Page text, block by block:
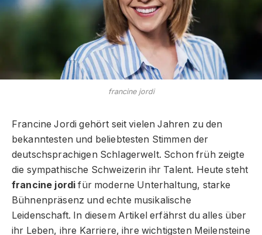
francine jordi
Francine Jordi gehört seit vielen Jahren zu den
bekanntesten und beliebtesten Stimmen der
deutschsprachigen Schlagerwelt. Schon früh zeigte
die sympathische Schweizerin ihr Talent. Heute steht
francine jordi für moderne Unterhaltung, starke
Bühnenpräsenz und echte musikalische
Leidenschaft. In diesem Artikel erfährst du alles über
ihr Leben, ihre Karriere, ihre wichtigsten Meilensteine